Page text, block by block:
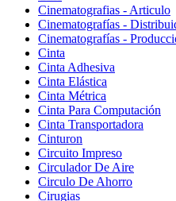
Cinematografias - Articulo
Cinematografías -
Cinematografías -
Cinta
Cinta Adhesiva
Cinta Elástica
Cinta Métrica
Cinta Para Computación
Cinta Transportadora
Cinturon
Circuito Impreso
Circulador De Aire
Circulo De Ahorro
Cirugias